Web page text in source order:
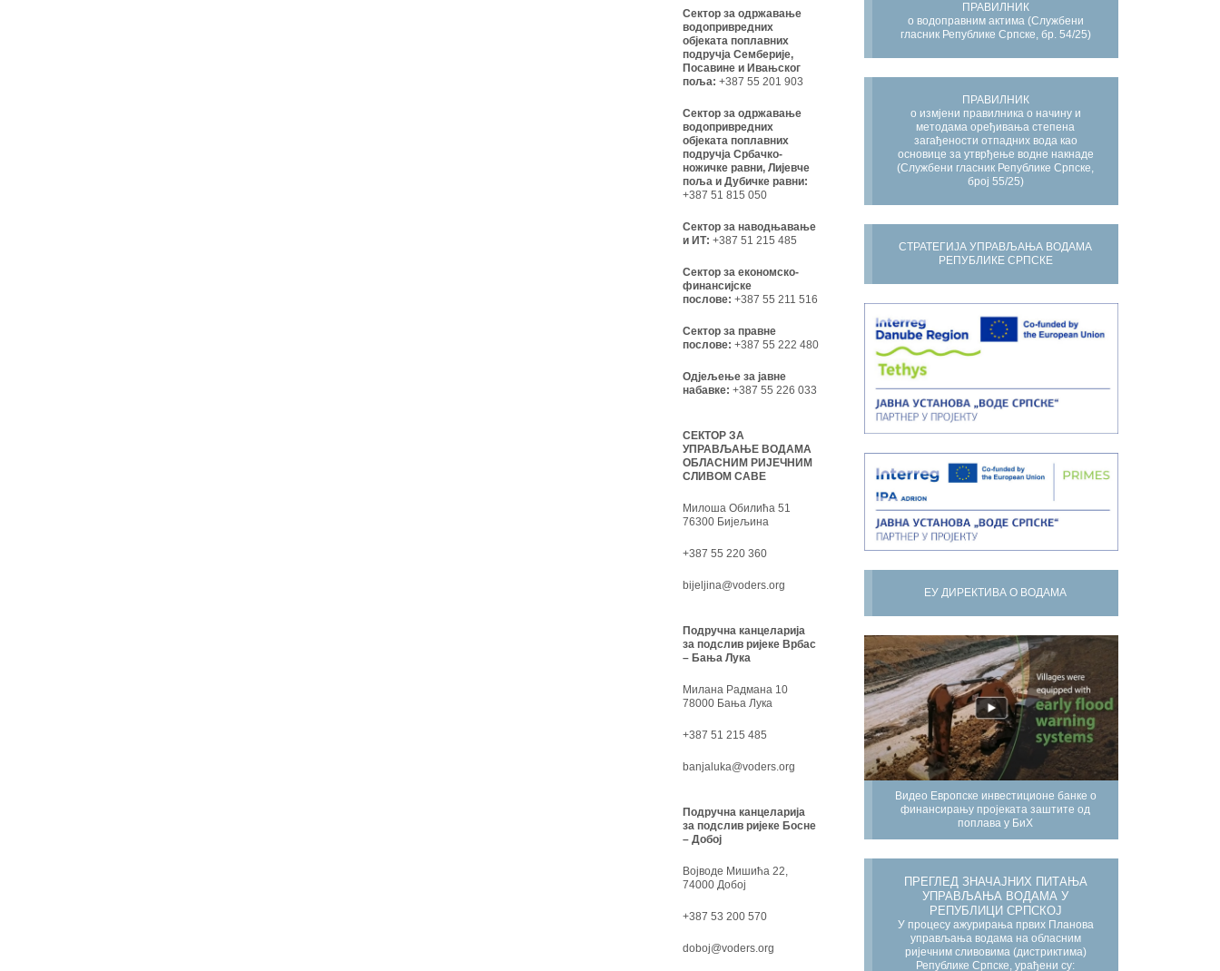
ПРАВИЛНИК
о водоправним актима (Службени
гласник Републике Српске, бр. 54/25)
ПРАВИЛНИК
о измјени правилника о начину и
методама оређивања степена
загађености отпадних вода као
основице за утврђење водне накнаде
(Службени гласник Републике Српске,
број 55/25)
СТРАТЕГИЈА УПРАВЉАЊА ВОДАМА
РЕПУБЛИКЕ СРПСКЕ
ЕУ ДИРЕКТИВА О ВОДАМА
Видео Европске инвестиционе банке о
финансирању пројеката заштите од
поплава у БиХ
ПРЕГЛЕД ЗНАЧАЈНИХ ПИТАЊА
УПРАВЉАЊА ВОДАМА У
РЕПУБЛИЦИ СРПСКОЈ
У процесу ажурирања првих Планова
управљања водама на обласним
ријечним сливовима (дистриктима)
Републике Српске, урађени су:
Сектор за одржавање
водопривредних
објеката поплавних
подручја Семберије,
Посавине и Ивањског
поља: +387 55 201 903
Сектор за одржавање
водопривредних
објеката поплавних
подручја Србачко-
ножичке равни, Лијевче
поља и Дубичке равни:
+387 51 815 050
Сектор за наводњавање
и ИТ: +387 51 215 485
Сектор за економско-
финансијске
послове: +387 55 211 516
Сектор за правне
послове: +387 55 222 480
Одјељење за јавне
набавке: +387 55 226 033
СЕКТОР ЗА
УПРАВЉАЊЕ ВОДАМА
ОБЛАСНИМ РИЈЕЧНИМ
СЛИВОМ САВЕ
Милоша Обилића 51
76300 Бијељина
+387 55 220 360
bijeljina@voders.org
Подручна канцеларија
за подслив ријеке Врбас
– Бања Лука
Милана Радмана 10
78000 Бања Лука
+387 51 215 485
banjaluka@voders.org
Подручна канцеларија
за подслив ријеке Босне
– Добој
Војводе Мишића 22,
74000 Добој
+387 53 200 570
doboj@voders.org